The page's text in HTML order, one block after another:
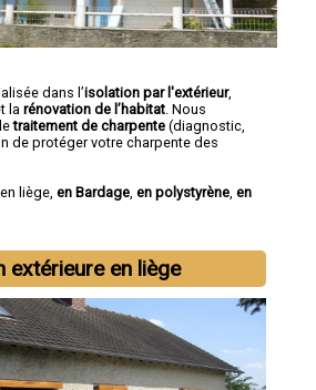
dans l’isolation par l'extérieur,
larénovation de l’habitat. Nous
traitement de charpente (diagnostic,
de protéger votre charpente des
liège, en Bardage, en polystyrène, en
extérieure en liège